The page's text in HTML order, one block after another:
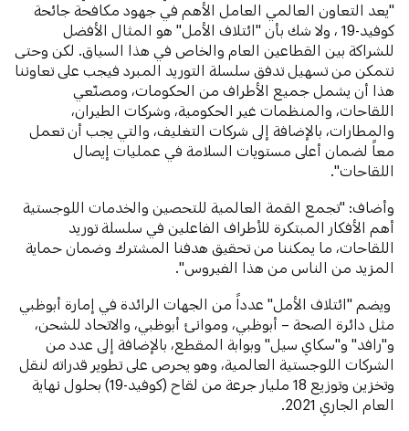
"يعد التعاون العالمي العامل الأهم في جهود مكافحة جائحة
كوفيد-19 ، ولا شك بأن "ائتلاف الأمل" هو المثال الأفضل
للشراكة بين القطاعين العام والخاص في هذا السياق. لكن وحتى
نتمكن من تسهيل تدفق سلسلة التوريد المبرد فيجب على تعاوننا
هذا أن يشمل جميع الأطراف من الحكومات، ومصنّعي
اللقاحات، والمنظمات غير الحكومية، وشركات الطيران،
والمطارات، بالإضافة إلى شركات التغليف، والتي يجب أن تعمل
معاً لضمان أعلى مستويات السلامة في عمليات إيصال
اللقاحات".
وأضاف: "تجمع القمة العالمية للتحصين والخدمات اللوجستية
أهم الأفكار المبتكرة للأطراف الفاعلين في سلسلة توريد
اللقاحات، ما يمكننا من تحقيق هدفنا المشترك وضمان حماية
المزيد من الناس من هذا الفيروس".
ويضم "ائتلاف الأمل" عدداً من الجهات الرائدة في إمارة أبوظبي
مثل دائرة الصحة – أبوظبي، وموانئ أبوظبي، والاتحاد للشحن،
و"رافد" و"سكاي سيل" وبوابة المقطع، بالإضافة إلى عدد من
الشركات اللوجستية العالمية، وهو يحرص على تطوير قدراته لنقل
وتخزين وتوزيع 18 مليار جرعة من لقاح (كوفيد-19) بحلول نهاية
العام الجاري 2021.